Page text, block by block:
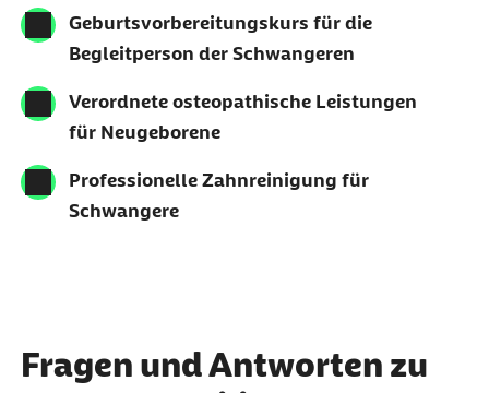
Geburtsvorbereitungskurs für die
Begleitperson der Schwangeren
Verordnete osteopathische Leistungen
für Neugeborene
Professionelle Zahnreinigung für
Schwangere
Fragen und Antworten zu